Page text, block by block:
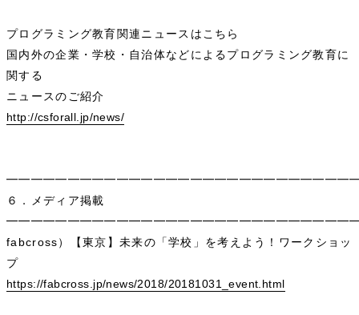
プログラミング教育関連ニュースはこちら
国内外の企業・学校・自治体などによるプログラミング教育に
関する
ニュースのご紹介
http://csforall.jp/news/
６．メディア掲載
fabcross）【東京】未来の「学校」を考えよう！ワークショッ
プ
https://fabcross.jp/news/2018/20181031_event.html